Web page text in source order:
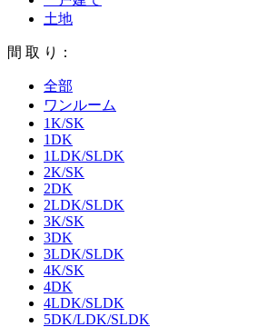
土地
間 取 り：
全部
ワンルーム
1K/SK
1DK
1LDK/SLDK
2K/SK
2DK
2LDK/SLDK
3K/SK
3DK
3LDK/SLDK
4K/SK
4DK
4LDK/SLDK
5DK/LDK/SLDK